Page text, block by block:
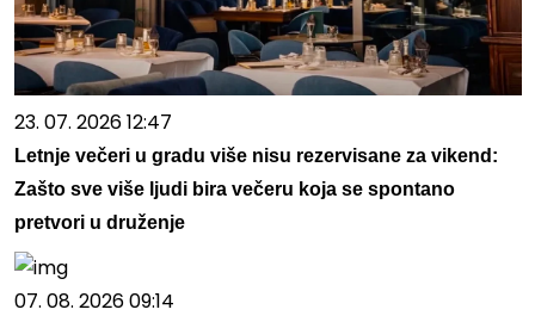
23. 07. 2026 12:47
Letnje večeri u gradu više nisu rezervisane za vikend:
Zašto sve više ljudi bira večeru koja se spontano
pretvori u druženje
07. 08. 2026 09:14